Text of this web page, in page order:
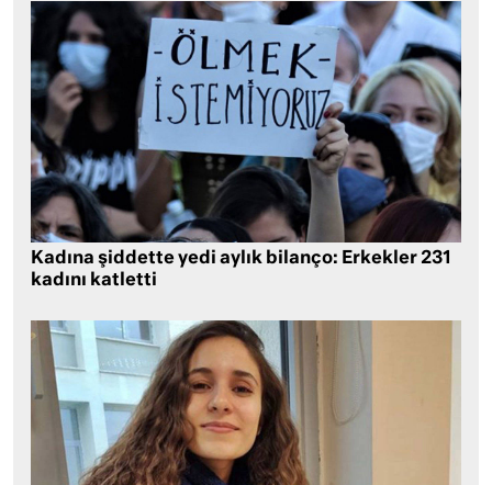
Kadına şiddette yedi aylık bilanço: Erkekler 231
kadını katletti